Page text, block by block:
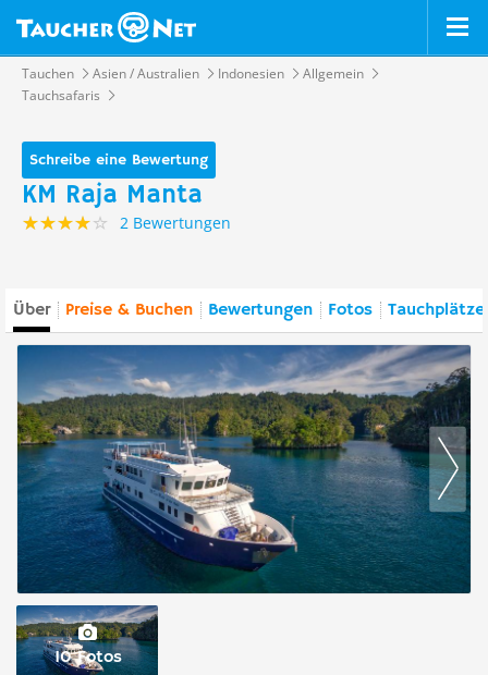
Tauchen Asien / Australien Indonesien
Allgemein
Tauchsafaris
Schreibe eine Bewertung
KM Raja Manta
2 Bewertungen
Über Preise & Buchen Bewertungen Fotos
10 Fotos